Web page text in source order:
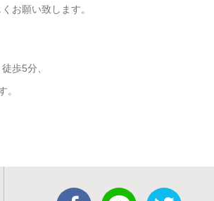
お願い致します。
歩5分、
。